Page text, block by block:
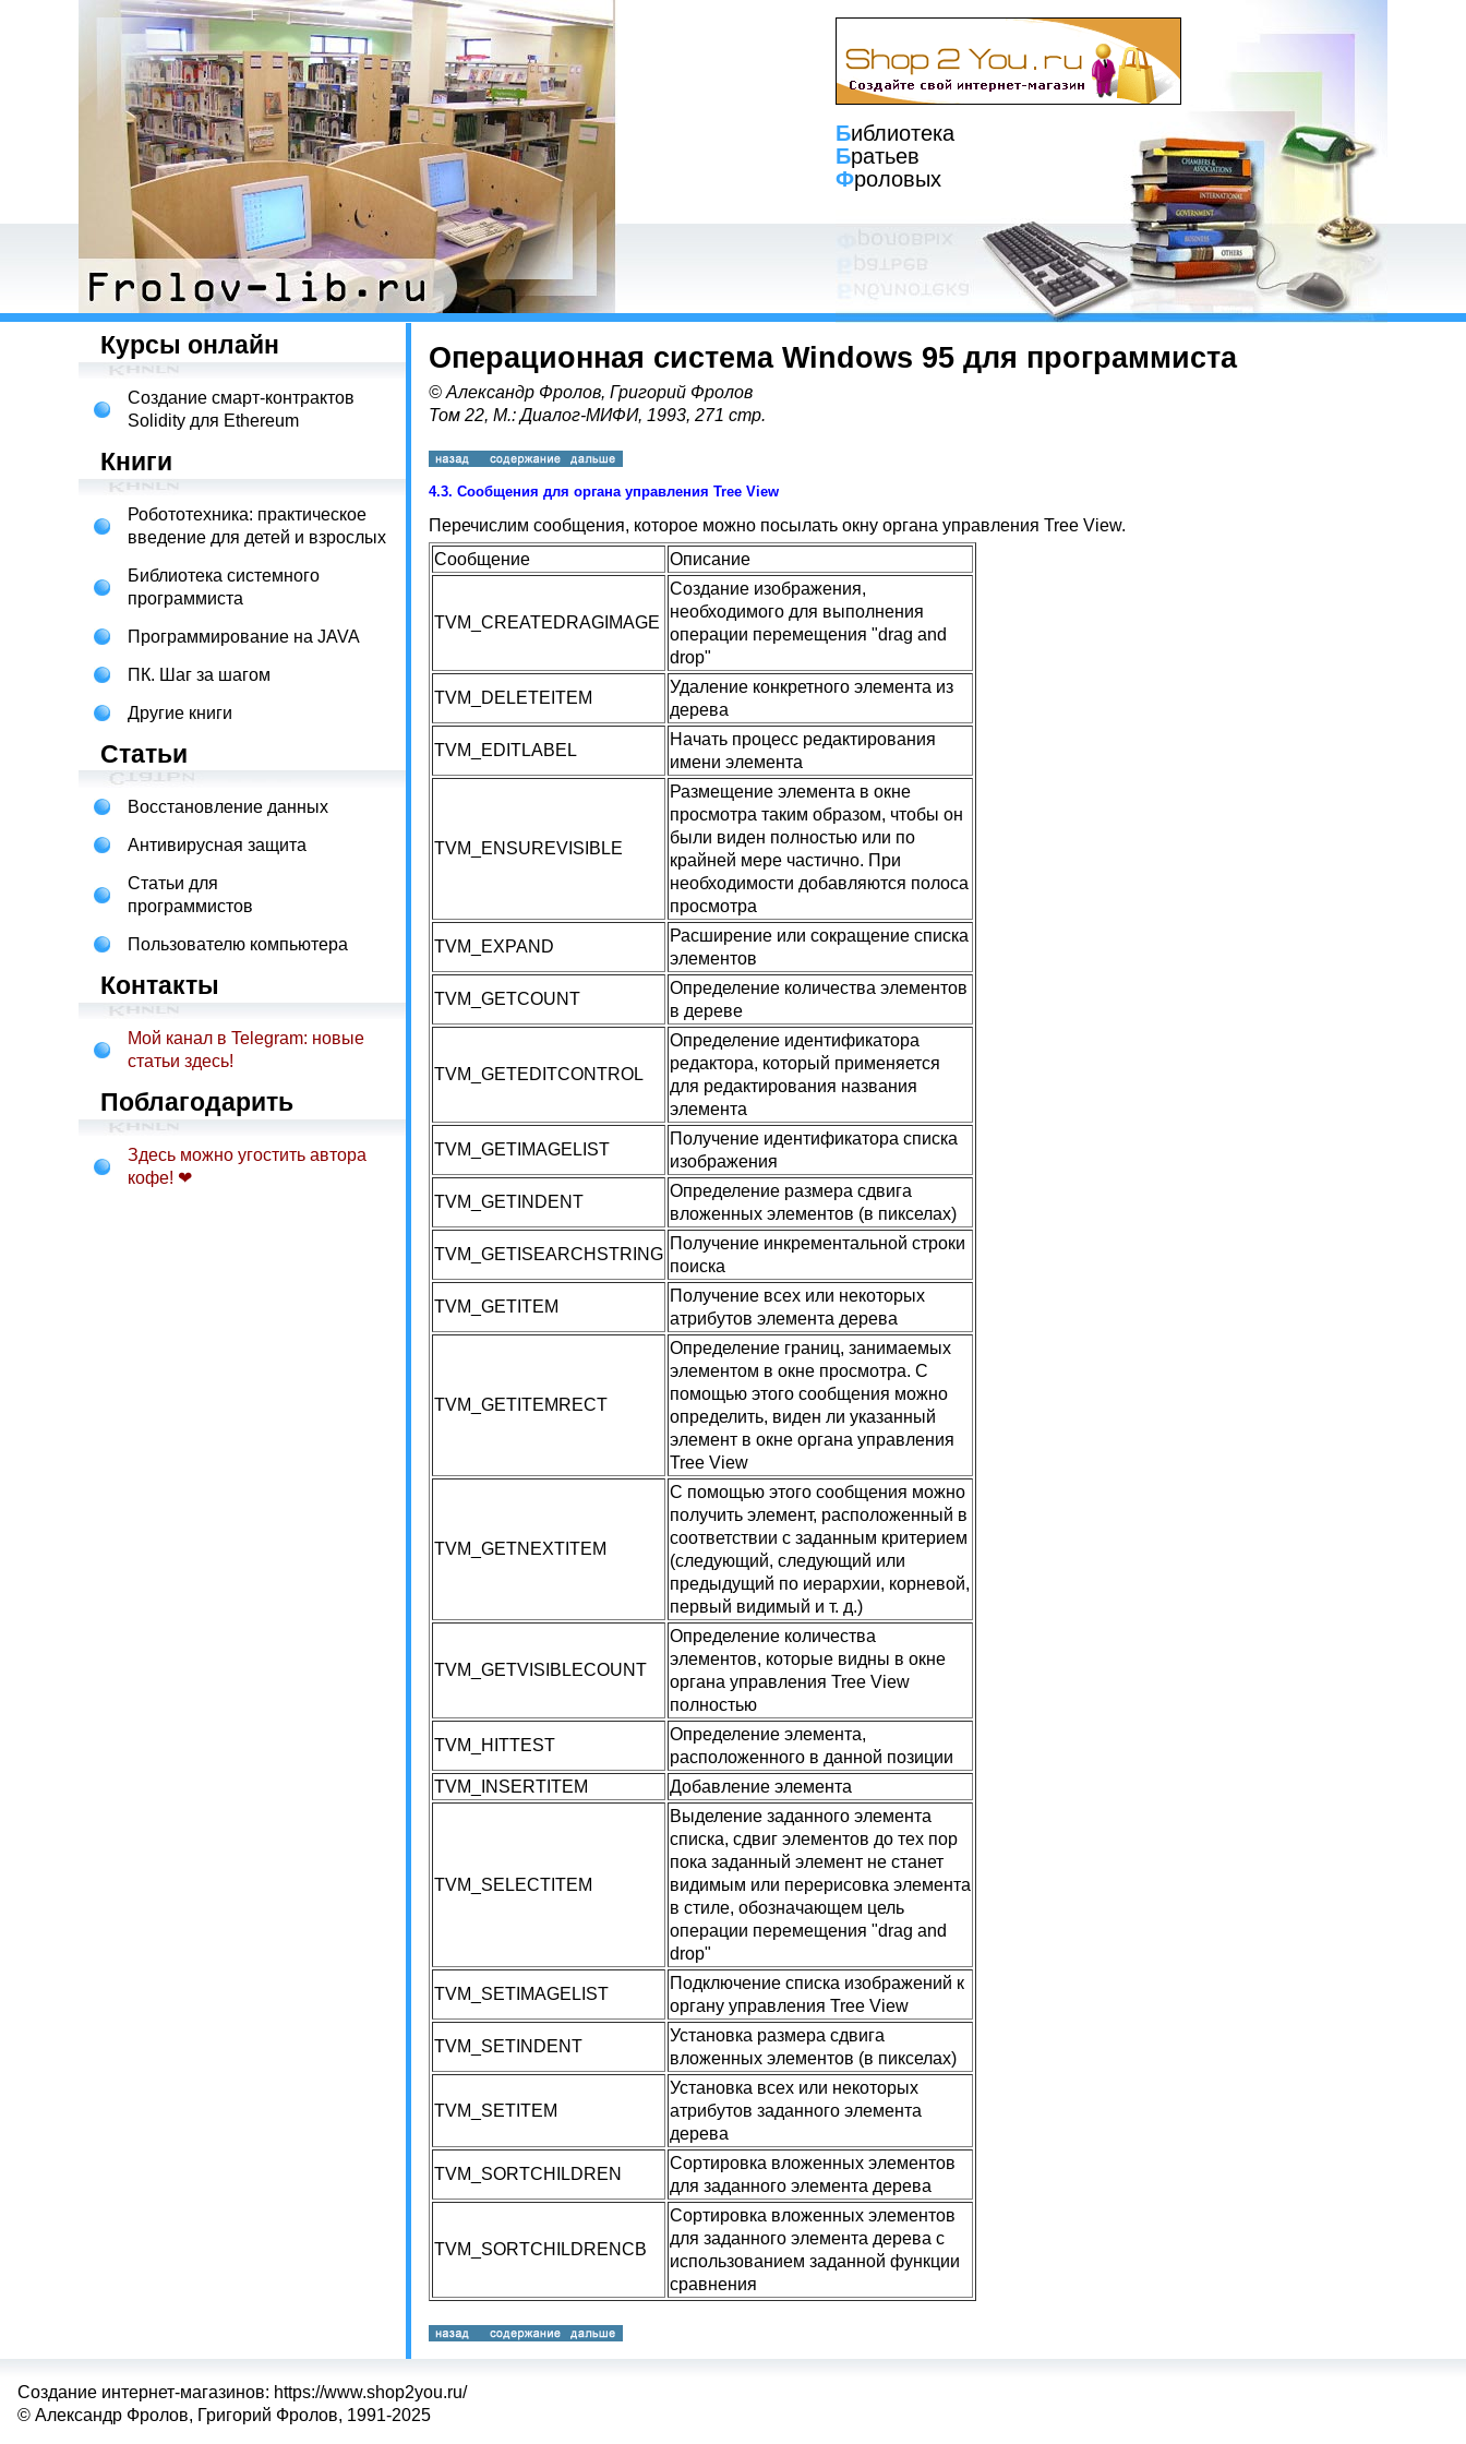
Библиотека
Братьев
Фроловых
Курсы онлайн
Создание смарт-контрактов
Solidity для Ethereum
Книги
Робототехника: практическое
введение для детей и взрослых
Библиотека системного
программиста
Программирование на JAVA
ПК. Шаг за шагом
Другие книги
Статьи
Восстановление данных
Антивирусная защита
Статьи для
программистов
Пользователю компьютера
Контакты
Мой канал в Telegram: новые
статьи здесь!
Поблагодарить
Здесь можно угостить автора
кофе! ❤
Операционная система Windows 95 для программиста
© Александр Фролов, Григорий Фролов
Том 22, М.: Диалог-МИФИ, 1993, 271 стр.
4.3. Сообщения для органа управления Tree View
Перечислим сообщения, которое можно посылать окну органа управления Tree View.
Сообщение
Описание
TVM_CREATEDRAGIMAGE
Создание изображения,
необходимого для выполнения
операции перемещения "drag and
drop"
TVM_DELETEITEM
Удаление конкретного элемента из
дерева
TVM_EDITLABEL
Начать процесс редактирования
имени элемента
TVM_ENSUREVISIBLE
Размещение элемента в окне
просмотра таким образом, чтобы он
были виден полностью или по
крайней мере частично. При
необходимости добавляются полоса
просмотра
TVM_EXPAND
Расширение или сокращение списка
элементов
TVM_GETCOUNT
Определение количества элементов
в дереве
TVM_GETEDITCONTROL
Определение идентификатора
редактора, который применяется
для редактирования названия
элемента
TVM_GETIMAGELIST
Получение идентификатора списка
изображения
TVM_GETINDENT
Определение размера сдвига
вложенных элементов (в пикселах)
TVM_GETISEARCHSTRING
Получение инкрементальной строки
поиска
TVM_GETITEM
Получение всех или некоторых
атрибутов элемента дерева
TVM_GETITEMRECT
Определение границ, занимаемых
элементом в окне просмотра. С
помощью этого сообщения можно
определить, виден ли указанный
элемент в окне органа управления
Tree View
TVM_GETNEXTITEM
С помощью этого сообщения можно
получить элемент, расположенный в
соответствии с заданным критерием
(следующий, следующий или
предыдущий по иерархии, корневой,
первый видимый и т. д.)
TVM_GETVISIBLECOUNT
Определение количества
элементов, которые видны в окне
органа управления Tree View
полностью
TVM_HITTEST
Определение элемента,
расположенного в данной позиции
TVM_INSERTITEM
Добавление элемента
TVM_SELECTITEM
Выделение заданного элемента
списка, сдвиг элементов до тех пор
пока заданный элемент не станет
видимым или перерисовка элемента
в стиле, обозначающем цель
операции перемещения "drag and
drop"
TVM_SETIMAGELIST
Подключение списка изображений к
органу управления Tree View
TVM_SETINDENT
Установка размера сдвига
вложенных элементов (в пикселах)
TVM_SETITEM
Установка всех или некоторых
атрибутов заданного элемента
дерева
TVM_SORTCHILDREN
Сортировка вложенных элементов
для заданного элемента дерева
TVM_SORTCHILDRENCB
Сортировка вложенных элементов
для заданного элемента дерева с
использованием заданной функции
сравнения
Создание интернет-магазинов: https://www.shop2you.ru/
© Александр Фролов, Григорий Фролов, 1991-2025